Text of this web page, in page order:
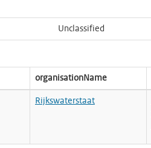
Unclassified
organisationName
Rijkswaterstaat